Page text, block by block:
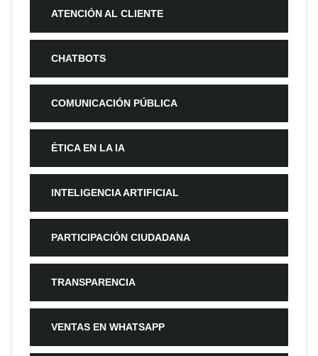
ATENCIÓN AL CLIENTE
CHATBOTS
COMUNICACIÓN PÚBLICA
ÉTICA EN LA IA
INTELIGENCIA ARTIFICIAL
PARTICIPACIÓN CIUDADANA
TRANSPARENCIA
VENTAS EN WHATSAPP